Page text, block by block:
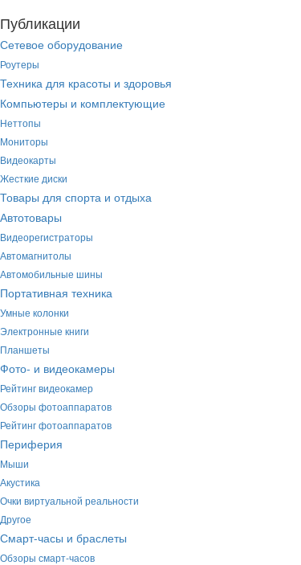
Публикации
Сетевое оборудование
Роутеры
Техника для красоты и здоровья
Компьютеры и комплектующие
Неттопы
Мониторы
Видеокарты
Жесткие диски
Товары для спорта и отдыха
Автотовары
Видеорегистраторы
Автомагнитолы
Автомобильные шины
Портативная техника
Умные колонки
Электронные книги
Планшеты
Фото- и видеокамеры
Рейтинг видеокамер
Обзоры фотоаппаратов
Рейтинг фотоаппаратов
Периферия
Мыши
Акустика
Очки виртуальной реальности
Другое
Смарт-часы и браслеты
Обзоры смарт-часов